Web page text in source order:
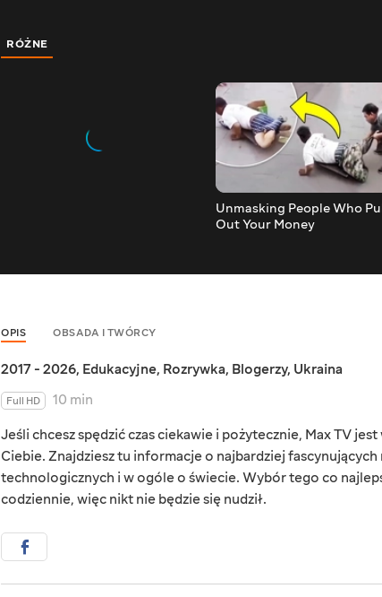
RÓŻNE
Unmasking People Who
Out Your Money
OPIS OBSADA I TWÓRCY
2017 - 2026, Edukacyjne, Rozrywka, Blogerzy, Ukraina
Full HD
10 min
Jeśli chcesz spędzić czas ciekawie i pożytecznie, Max TV jest
Ciebie. Znajdziesz tu informacje o najbardziej fascynujących
technologicznych i w ogóle o świecie. Wybór tego co
codziennie, więc nikt nie będzie się nudził.